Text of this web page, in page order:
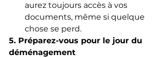
aurez toujours accès à vos
documents, même si quelque
chose se perd.
5. Préparez-vous pour le jour du
déménagement